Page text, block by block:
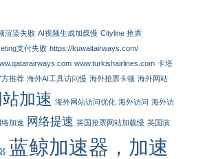
渲染失败 AI视频生成加载慢 Cityline 抢票
支付失败 https://kuwaitairways.com/
www.turkishairlines.com 卡塔
方推荐 海外AI工具访问慢 海外抢票卡顿 海外网站
加速 海外网站访问优化 海外访问 海外访
络加速 网络提速 英国抢票网站加载慢 英国演
蓝鲸加速器，加速